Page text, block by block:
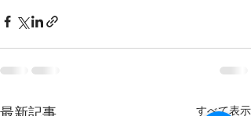
最新記事 すべて表示